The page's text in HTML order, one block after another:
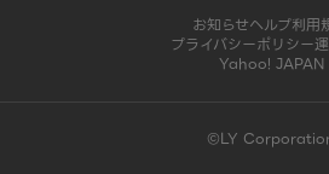
お知らせヘルプ利用
プライバシーポリシー
Yahoo! JAPAN
©LY